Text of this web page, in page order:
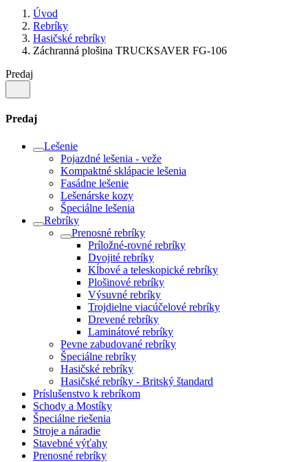
Úvod
Rebríky
Hasičské rebríky
Záchranná plošina TRUCKSAVER FG-106
Predaj
Predaj
Lešenie
Pojazdné lešenia - veže
Kompaktné sklápacie lešenia
Fasádne lešenie
Lešenárske kozy
Špeciálne lešenia
Rebríky
Prenosné rebríky
Príložné-rovné rebríky
Dvojité rebríky
Kĺbové a teleskopické rebríky
Plošinové rebríky
Výsuvné rebríky
Trojdielne viacúčelové rebríky
Drevené rebríky
Laminátové rebríky
Pevne zabudované rebríky
Špeciálne rebríky
Hasičské rebríky
Hasičské rebríky - Britský štandard
Príslušenstvo k rebríkom
Schody a Mostíky
Špeciálne riešenia
Stroje a náradie
Stavebné výťahy
Prenosné rebríky